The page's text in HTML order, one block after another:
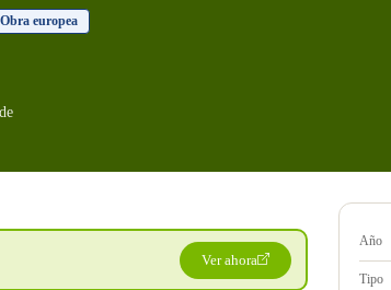
europea
Ver ahora
Año
Tipo